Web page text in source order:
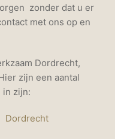
zonder dat u er
met ons op en
Dordrecht,
zijn een aantal
in zijn:
Dordrecht